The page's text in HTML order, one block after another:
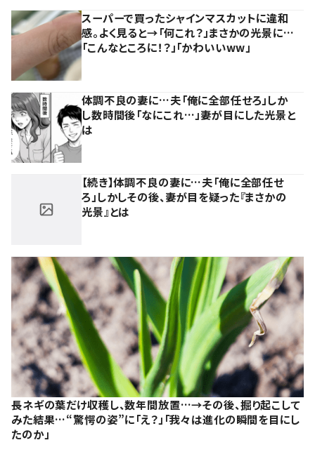
スーパーで買ったシャインマスカットに違和
感。よく見ると→「何これ？」まさかの光景に…
「こんなところに！？」「かわいいww」
体調不良の妻に…夫「俺に全部任せろ」しか
し数時間後「なにこれ…」妻が目にした光景と
は
【続き】体調不良の妻に…夫「俺に全部任せ
ろ」しかしその後、妻が目を疑った『まさかの
光景』とは
長ネギの葉だけ収穫し、数年間放置…→その後、掘り起こして
みた結果…“驚愕の姿”に「え？」「我々は進化の瞬間を目にし
たのか」